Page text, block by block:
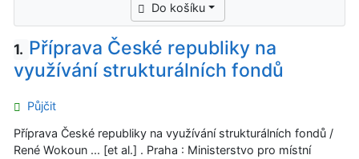
Do košíku
1. Příprava České republiky na
využívání strukturálních fondů
Půjčit
Příprava České republiky na využívání strukturálních fondů /
René Wokoun ... [et al.] . Praha : Ministerstvo pro místní